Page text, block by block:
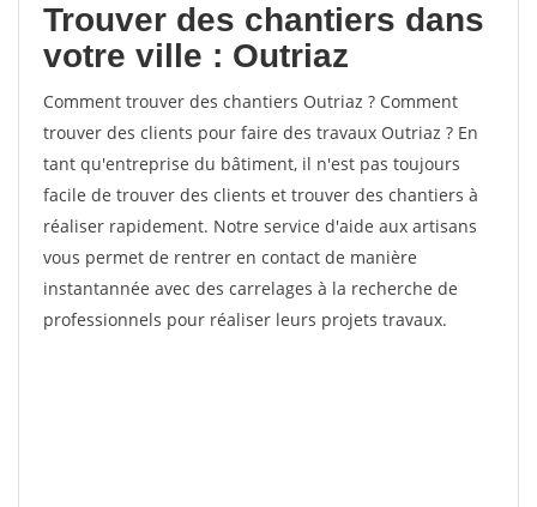
Trouver des chantiers dans
votre ville : Outriaz
Comment trouver des chantiers Outriaz ? Comment
trouver des clients pour faire des travaux Outriaz ? En
tant qu'entreprise du bâtiment, il n'est pas toujours
facile de trouver des clients et trouver des chantiers à
réaliser rapidement. Notre service d'aide aux artisans
vous permet de rentrer en contact de manière
instantannée avec des carrelages à la recherche de
professionnels pour réaliser leurs projets travaux.